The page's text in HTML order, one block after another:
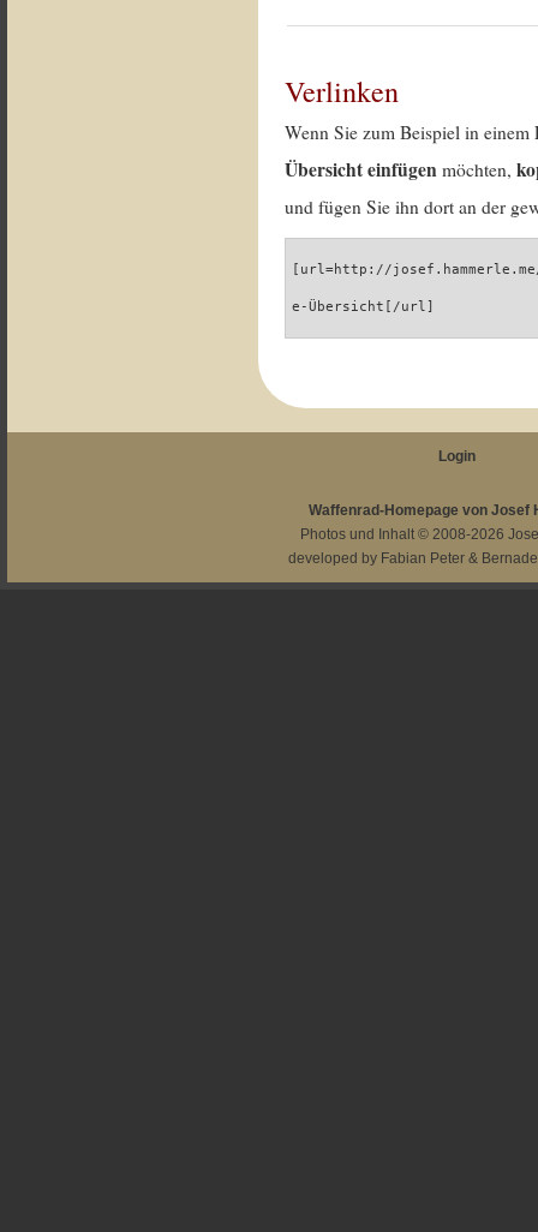
Verlinken
Wenn Sie zum Beispiel in
Übersicht einfügen möchten,
und fügen Sie ihn dort an der
[url=http://
e-Übersicht[/url]
Login
Waffenrad-Homepage von Josef
Photos und Inhalt © 2008-2026
developed by Fabian Peter &